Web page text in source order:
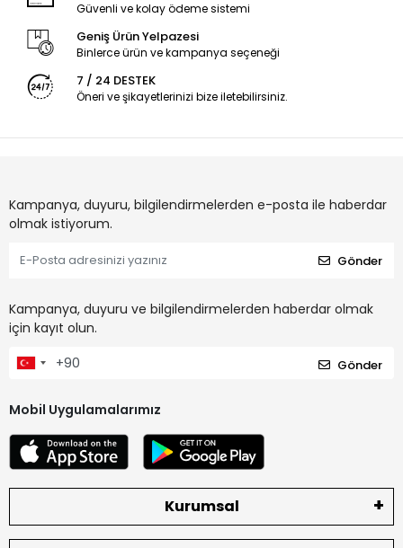
Güvenli ve kolay ödeme sistemi
Geniş Ürün Yelpazesi
Binlerce ürün ve kampanya seçeneği
7 / 24 DESTEK
Öneri ve şikayetlerinizi bize iletebilirsiniz.
Kampanya, duyuru, bilgilendirmelerden e-posta ile haberdar
olmak istiyorum.
Gönder
Kampanya, duyuru ve bilgilendirmelerden haberdar olmak
için kayıt olun.
Gönder
Mobil Uygulamalarımız
Kurumsal